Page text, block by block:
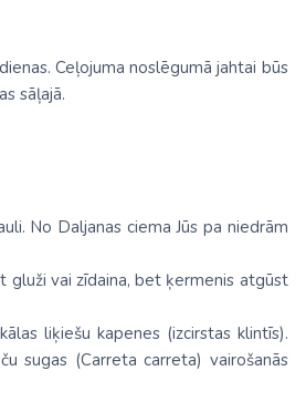
Ceļojuma noslēgumā jahtai būs
sāļajā.
No Daljanas ciema Jūs pa niedrām
gluži vai zīdaina, bet ķermenis atgūst
liķiešu kapenes (izcirstas klintīs).
sugas (Carreta carreta) vairošanās